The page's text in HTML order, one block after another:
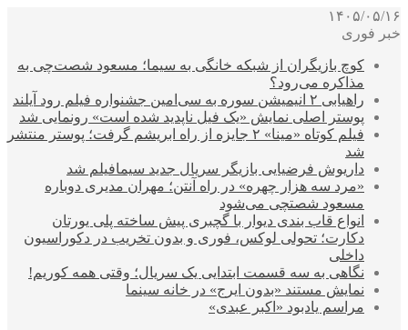
۱۴۰۵/۰۵/۱۶
خبر فوری
کوچ بازیگران از شبکه خانگی به سیما؛ مسعود شصت‌چی به
مذاکره می‌رود؟
راهیابی ۲ انیمیشن سوره به سی‌امین جشنواره فیلم رود آیلند
پوستر اصلی نمایش «یک فیل ناپدید شده است» رونمایی شد
فیلم کوتاه «مینا» ۲ جایزه از راه ابریشم گرفت؛ پوستر منتشر
شد
داریوش فرضیایی بازیگر سریال جدید سیمافیلم شد
«مرد سه هزار چهره» در راه آنتن؛ مهران مدیری دوباره
مسعود شصتچی می‌شود
انواع قاب بندی دیوار با گچبری پیش ساخته پلی یورتان
دکارت؛ تحولی لوکس، فوری و بدون تخریب در دکوراسیون
داخلی
نگاهی به سه قسمت ابتدایی یک سریال؛ وقتی همه کوریم!
نمایش مستند «بدون ایرج» در خانه سینما
مراسم یادبود «اکبر عبدی»